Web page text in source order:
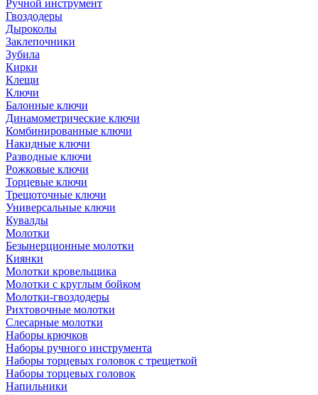
Ручной инструмент
Гвоздодеры
Дыроколы
Заклепочники
Зубила
Кирки
Клещи
Ключи
Балонные ключи
Динамометрические ключи
Комбинированные ключи
Накидные ключи
Разводные ключи
Рожковые ключи
Торцевые ключи
Трещоточные ключи
Универсальные ключи
Кувалды
Молотки
Безынерционные молотки
Киянки
Молотки кровельщика
Молотки с круглым бойком
Молотки-гвоздодеры
Рихтовочные молотки
Слесарные молотки
Наборы крючков
Наборы ручного инструмента
Наборы торцевых головок с трещеткой
Наборы торцевых головок
Напильники